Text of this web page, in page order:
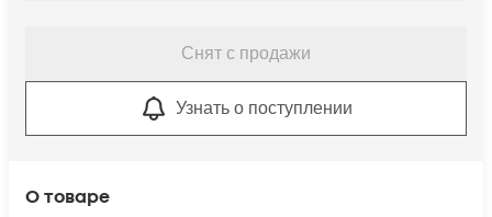
О товаре
Снят с продажи
Узнать о поступлении